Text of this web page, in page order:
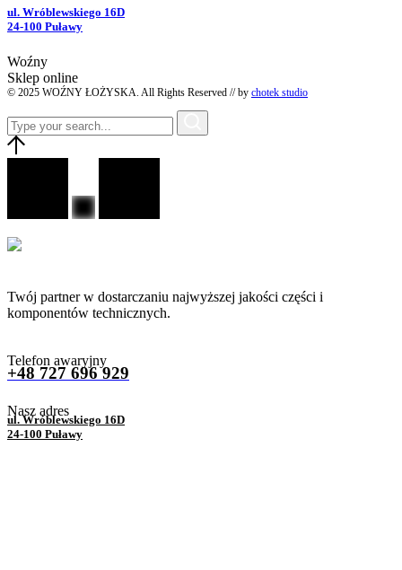
ul. Wróblewskiego 16D
24-100 Puławy
Woźny
Sklep online
© 2025 WOŹNY ŁOŻYSKA. All Rights Reserved // by chotek studio
Twój partner w dostarczaniu najwyższej jakości części i
komponentów technicznych.
Telefon awaryjny
+48 727 696 929
Nasz adres
ul. Wróblewskiego 16D
24-100 Puławy